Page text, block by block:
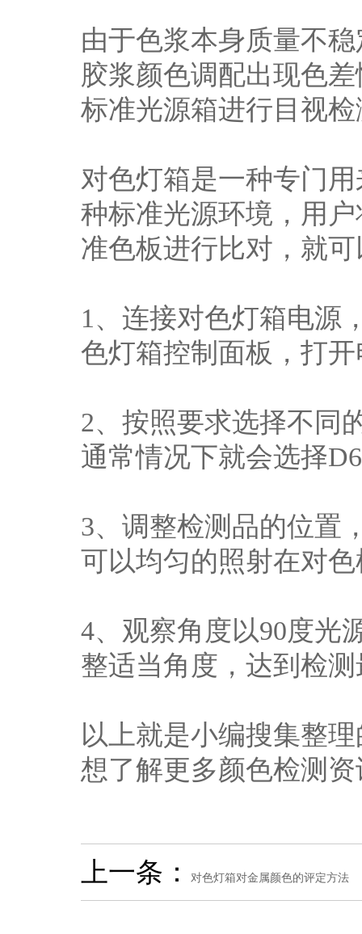
由于色浆本身质量不
胶浆颜色调配出现色
标准光源箱进行目视
对色灯箱是一种专门
种标准光源环境，用
准色板进行比对，就
1、连接对色灯箱电源
色灯箱控制面板，打
2、按照要求选择不同
通常情况下就会选择
3、调整检测品的位置
可以均匀的照射在对
4、观察角度以90度光
整适当角度，达到检
以上就是小编搜集整
想了解更多颜色检测
上一条： 对色灯箱对金属颜色的评定方法